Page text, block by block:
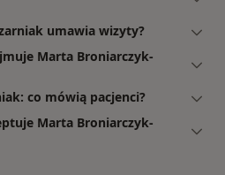
umawia wizyty?
Marta Broniarczyk-
co mówią pacjenci?
Marta Broniarczyk-